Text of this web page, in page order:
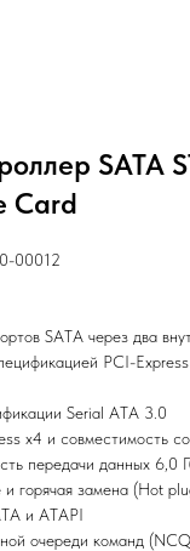
SATA
Card
00012
SATA через два
PCI-
Serial ATA 3.0
x4 и совместимость
передачи данных 6,0
и горячая замена (Hot
и ATAPI
очереди команд